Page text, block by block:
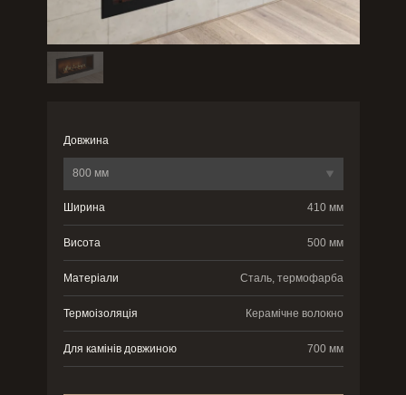
Довжина
800 мм
Ширина 410 мм
Висота 500 мм
Матеріали Сталь, термофарба
Термоізоляція Керамічне волокно
Для камінів довжиною 700 мм